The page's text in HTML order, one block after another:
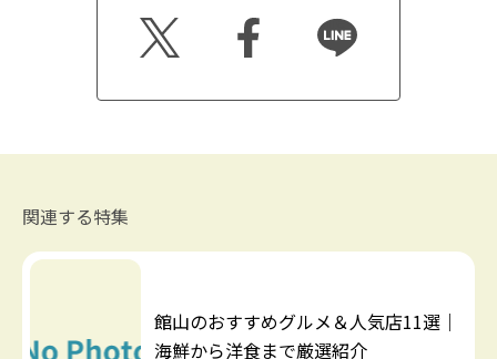
Twitt
er
Faceb
ook
Line
関連する特集
館山のおすすめグルメ＆人気店11選｜
海鮮から洋食まで厳選紹介